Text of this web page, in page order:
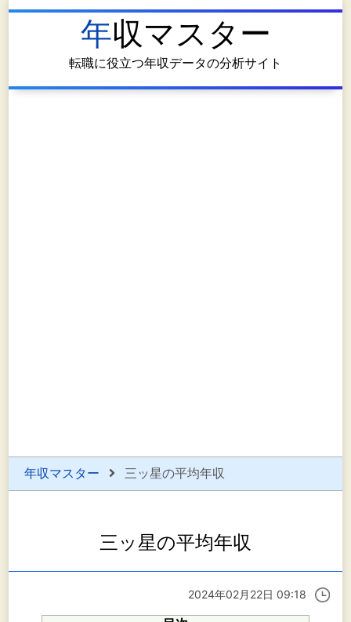
年収マスター
転職に役立つ年収データの分析サイト
年収マスター 三ッ星の平均年収
三ッ星の平均年収
2024年02月22日 09:18